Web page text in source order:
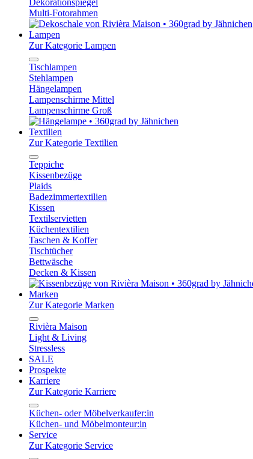
Multi-Fotorahmen
Lampen
Zur Kategorie Lampen
Tischlampen
Stehlampen
Hängelampen
Lampenschirme Mittel
Lampenschirme Groß
Textilien
Zur Kategorie Textilien
Teppiche
Kissenbezüge
Plaids
Badezimmertextilien
Kissen
Textilservietten
Küchentextilien
Taschen & Koffer
Tischtücher
Bettwäsche
Decken & Kissen
Marken
Zur Kategorie Marken
Rivièra Maison
Light & Living
Stressless
SALE
Prospekte
Karriere
Zur Kategorie Karriere
Küchen- oder Möbelverkaufer:in
Küchen- und Möbelmonteur:in
Service
Zur Kategorie Service